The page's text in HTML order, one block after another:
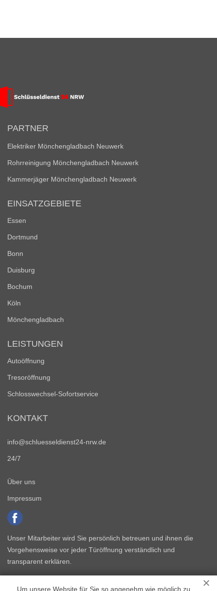
Um unsere Website für Sie so angenehm wie möglich zu
PARTNER
Elektriker Mönchengladbach Neuwerk
Rohrreinigung Mönchengladbach Neuwerk
Kammerjäger Mönchengladbach Neuwerk
EINSATZGEBIETE
Essen
Dortmund
Bonn
Duisburg
Bochum
Köln
Mönchengladbach
LEISTUNGEN
Autoöffnung
Tresoröffnung
Schlosswechsel-Sofortservice
KONTAKT
info@schluesseldienst24-nrw.de
24/7
Über uns
Impressum
Unser Mitarbeiter wird Sie persönlich betreuen und ihnen die
Vorgehensweise vor jeder Türöffnung verständlich und
transparent erklären.